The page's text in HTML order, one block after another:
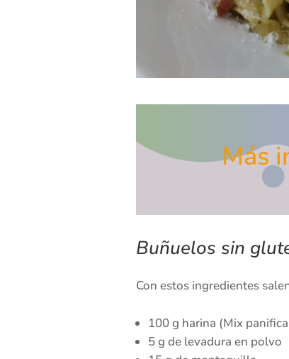
Más
Buñuelos sin
Con estos ingredientes
100 g harina (Mix
5 g de levadura en polvo